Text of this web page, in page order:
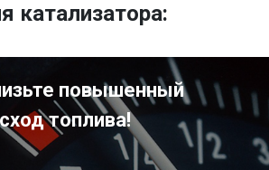
катализатора:
повышенный
топлива!